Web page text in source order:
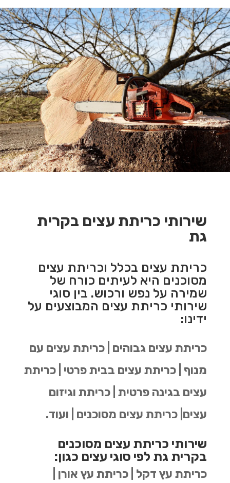
שירותי כריתת עצים בקרית
גת
כריתת עצים בכלל וכריתת עצים
מסוכנים היא לעיתים כורח של
שמירה על נפש ורכוש. בין סוגי
שירותי כריתת עצים המבוצעים על
ידינו:
כריתת עצים גבוהים | כריתת עצים עם
מנוף | כריתת עצים בבית פרטי | כריתת
עצים בגינה פרטית | כריתת וגיזום
עצים| כריתת עצים מסוכנים | ועוד.
שירותי כריתת עצים מסוכנים
בקרית גת לפי סוגי עצים כגון:
כריתת עץ דקל | כריתת עץ אורן |